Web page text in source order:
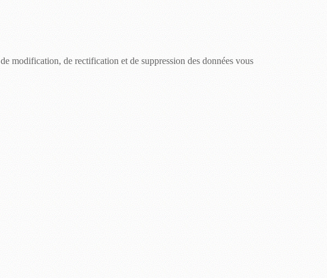
modification, de rectification et de suppression des données vous